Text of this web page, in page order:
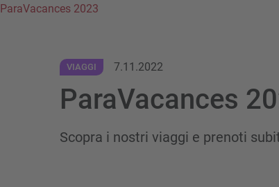
ParaVacances 2023
VIAGGI 7.11.2022
ParaVacances
Scopra i nostri viaggi e prenoti